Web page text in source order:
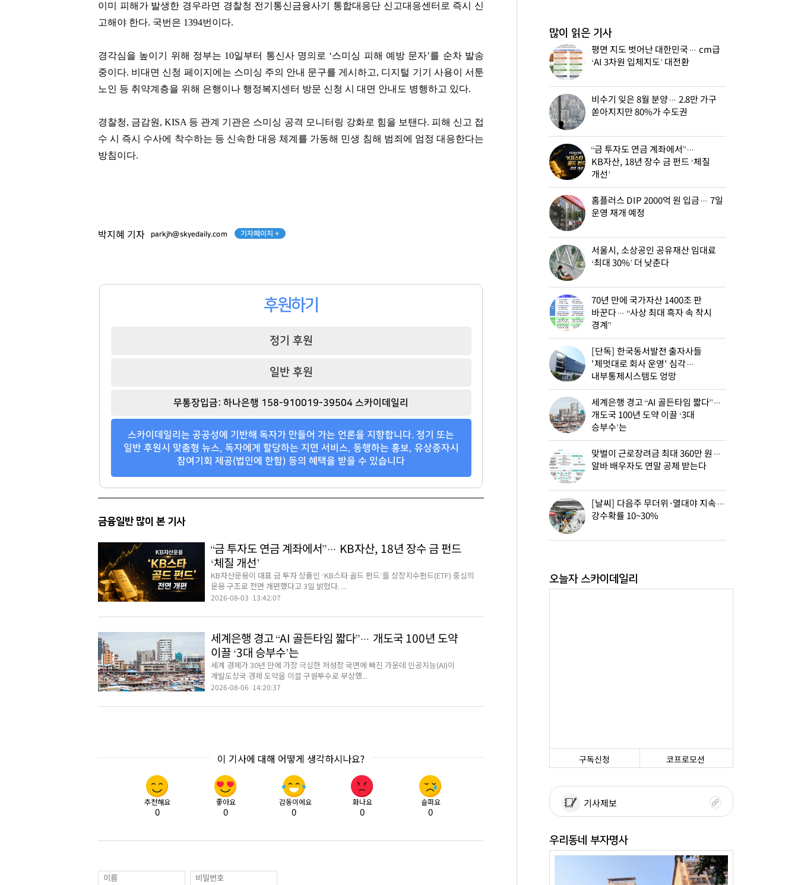
[관련 기사]
LG 트윈스
연세힐하우스1
[관련 기사]
JYP엔터테인먼트
[관련 기사]
BH엔터테인먼트
[관련 기사]
신한은행
[관련 기사]
비아 톨레도 파스타바
이미 피해가 발생한 경우라면 경찰청 전기통신금융사기 통합대응단 신고대응센터로 즉시 신
고해야 한다. 국번은 1394번이다.
경각심을 높이기 위해 정부는 10일부터 통신사 명의로 ‘스미싱 피해 예방 문자’를 순차 발송
중이다. 비대면 신청 페이지에는 스미싱 주의 안내 문구를 게시하고, 디지털 기기 사용이 서툰
노인 등 취약계층을 위해 은행이나 행정복지센터 방문 신청 시 대면 안내도 병행하고 있다.
경찰청, 금감원, KISA 등 관계 기관은 스미싱 공격 모니터링 강화로 힘을 보탠다. 피해 신고 접
수 시 즉시 수사에 착수하는 등 신속한 대응 체계를 가동해 민생 침해 범죄에 엄정 대응한다는
방침이다.
박지혜 기자 parkjh@skyedaily.com 기자페이지 +
후원하기
정기 후원
일반 후원
무통장입금: 하나은행 158-910019-39504 스카이데일리
스카이데일리는 공공성에 기반해 독자가 만들어 가는 언론을 지향합니다. 정기 또는
일반 후원시 맞춤형 뉴스, 독자에게 할당하는 지면 서비스, 동행하는 홍보, 유상증자시
참여기회 제공(법인에 한함) 등의 혜택을 받을 수 있습니다
금융일반 많이 본 기사
“금 투자도 연금 계좌에서”… KB자산, 18년 장수 금 펀드
‘체질 개선’
KB자산운용이 대표 금 투자 상품인 ‘KB스타 골드 펀드’를 상장지수펀드(ETF) 중심의
운용 구조로 전면 개편했다고 3일 밝혔다. ...
2026-08-03 13:42:07
세계은행 경고 “AI 골든타임 짧다”… 개도국 100년 도약
이끌 ‘3대 승부수’는
세계 경제가 30년 만에 가장 극심한 저성장 국면에 빠진 가운데 인공지능(AI)이
개발도상국 경제 도약을 이끌 구원투수로 부상했...
2026-08-06 14:20:37
이 기사에 대해 어떻게 생각하시나요?
추천해요
0
좋아요
0
감동이에요
0
화나요
0
슬퍼요
0
많이 읽은 기사
평면 지도 벗어난 대한민국… cm급
‘AI 3차원 입체지도’ 대전환
비수기 잊은 8월 분양… 2.8만 가구
쏟아지지만 80%가 수도권
“금 투자도 연금 계좌에서”…
KB자산, 18년 장수 금 펀드 ‘체질
개선’
홈플러스 DIP 2000억 원 입금… 7일
운영 재개 예정
서울시, 소상공인 공유재산 임대료
‘최대 30%’ 더 낮춘다
70년 만에 국가자산 1400조 판
바꾼다… “사상 최대 흑자 속 착시
경계”
[단독] 한국동서발전 출자사들
'제멋대로 회사 운영' 심각…
내부통제시스템도 엉망
세계은행 경고 “AI 골든타임 짧다”…
개도국 100년 도약 이끌 ‘3대
승부수’는
맞벌이 근로장려금 최대 360만 원…
알바 배우자도 연말 공제 받는다
[날씨] 다음주 무더위·열대야 지속…
강수확률 10~30%
오늘자 스카이데일리
구독신청 코프로모션
기사제보
우리동네 부자명사